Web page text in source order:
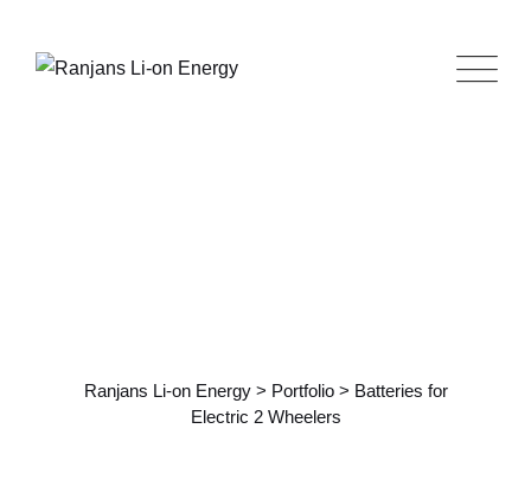
Ranjans Li-on Energy> Portfolio> Batteries for
Electric 2 Wheelers